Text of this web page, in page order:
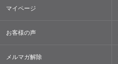
マイページ
お客様の声
メルマガ解除